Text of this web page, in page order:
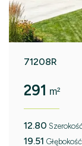
71208R
291 m²
12.80
19.51 Głębokość